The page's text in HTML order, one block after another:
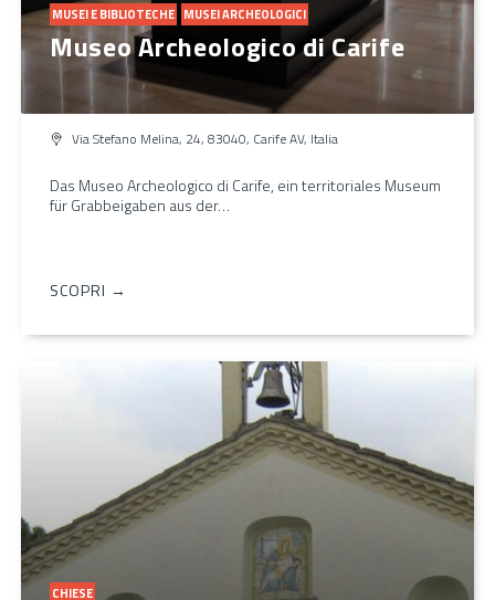
MUSEI E BIBLIOTECHE MUSEI ARCHEOLOGICI
Museo Archeologico di Carife
Via Stefano Melina, 24, 83040, Carife AV, Italia
Das Museo Archeologico di Carife, ein territoriales Museum
für Grabbeigaben aus der…
SCOPRI →
CHIESE